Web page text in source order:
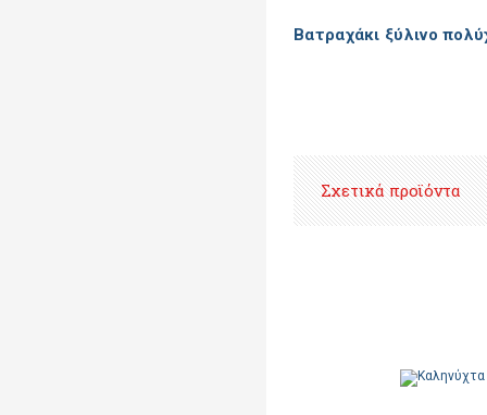
Βατραχάκι ξύλινο
Σχετικά προϊόντα